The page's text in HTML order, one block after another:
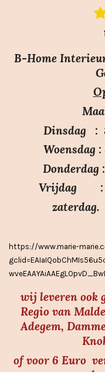
e
n
1
e
r
B-Home
Dinsdag :
Woensdag
Donderdag
Vrijdag :
https://www.marie-
wij leveren ook
Regio van
Adegem,
of voor 6 Euro